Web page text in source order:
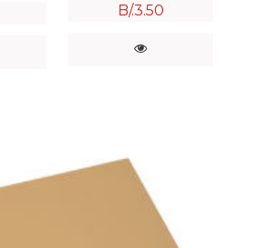
B/.3.50